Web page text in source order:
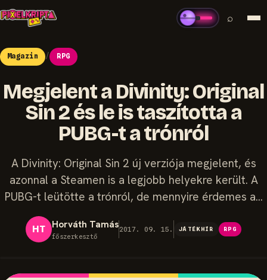
⌕
Magazin / RPG
Megjelent a Divinity: Original
Sin 2 és le is taszította a
PUBG-t a trónról
A Divinity: Original Sin 2 új verziója megjelent, és
azonnal a Steamen is a legjobb helyekre került. A
PUBG-t leütötte a trónról, de mennyire érdemes a…
HT Horváth Tamás
főszerkesztő
2017. 09. 15. JÁTÉKHÍR RPG